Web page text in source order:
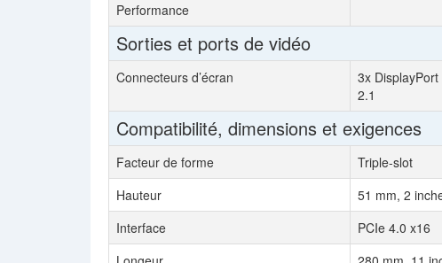
Performance
Sorties et ports de vidéo
Connecteurs d’écran
3x
2.1
Compatibilité, dimensions et exigences
Facteur de forme Triple-slot
Hauteur
51 mm, 2
Interface
PCIe 4.0 x16